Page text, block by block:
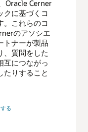
Oracle Cerner
クに基づくコ
。これらのコ
のアソシエ
トナーが製品
、質問をした
互につながっ
たりすること
る